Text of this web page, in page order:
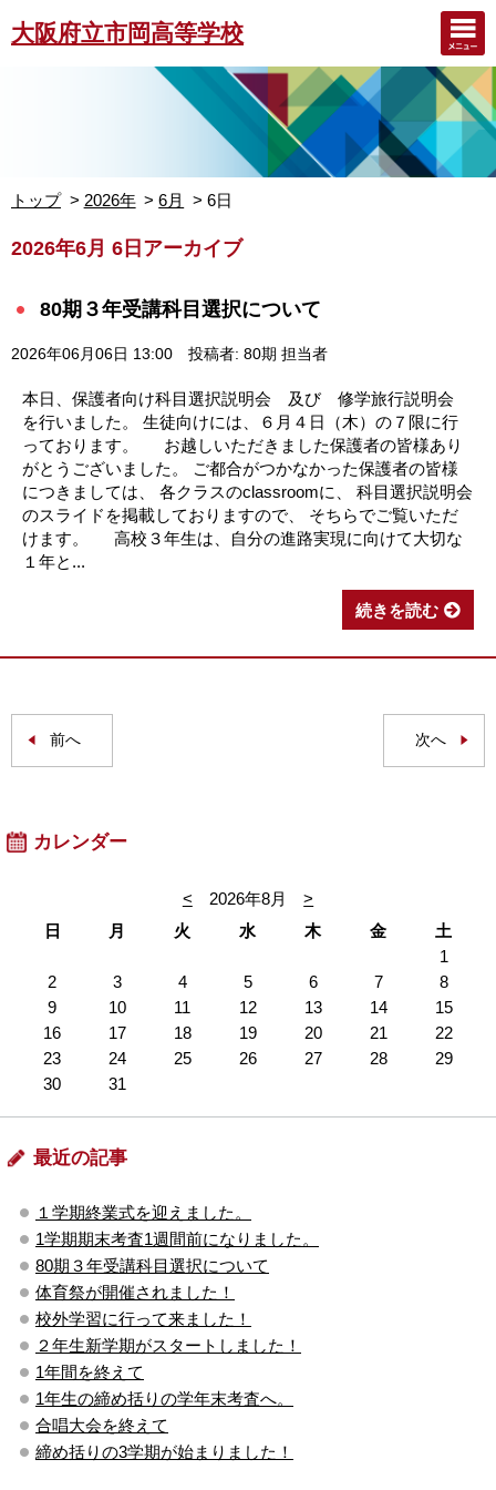
大阪府立市岡高等学校
トップ 2026年 6月 6日
2026年6月 6日アーカイブ
80期３年受講科目選択について
2026年06月06日 13:00 投稿者: 80期 担当者
本日、保護者向け科目選択説明会 及び 修学旅行説明会
を行いました。 生徒向けには、６月４日（木）の７限に行
っております。 お越しいただきました保護者の皆様あり
がとうございました。 ご都合がつかなかった保護者の皆様
につきましては、 各クラスのclassroomに、 科目選択説明会
のスライドを掲載しておりますので、 そちらでご覧いただ
けます。 高校３年生は、自分の進路実現に向けて大切な
１年と...
続きを読む
前へ 次へ
カレンダー
< 2026年8月
>
日
月 火 水 木 金
土
1
2
3 4 5 6 7
8
9
10 11 12 13 14
15
16
17 18 19 20 21
22
23
24 25 26 27 28
29
30
31
最近の記事
１学期終業式を迎えました。
1学期期末考査1週間前になりました。
80期３年受講科目選択について
体育祭が開催されました！
校外学習に行って来ました！
２年生新学期がスタートしました！
1年間を終えて
1年生の締め括りの学年末考査へ。
合唱大会を終えて
締め括りの3学期が始まりました！